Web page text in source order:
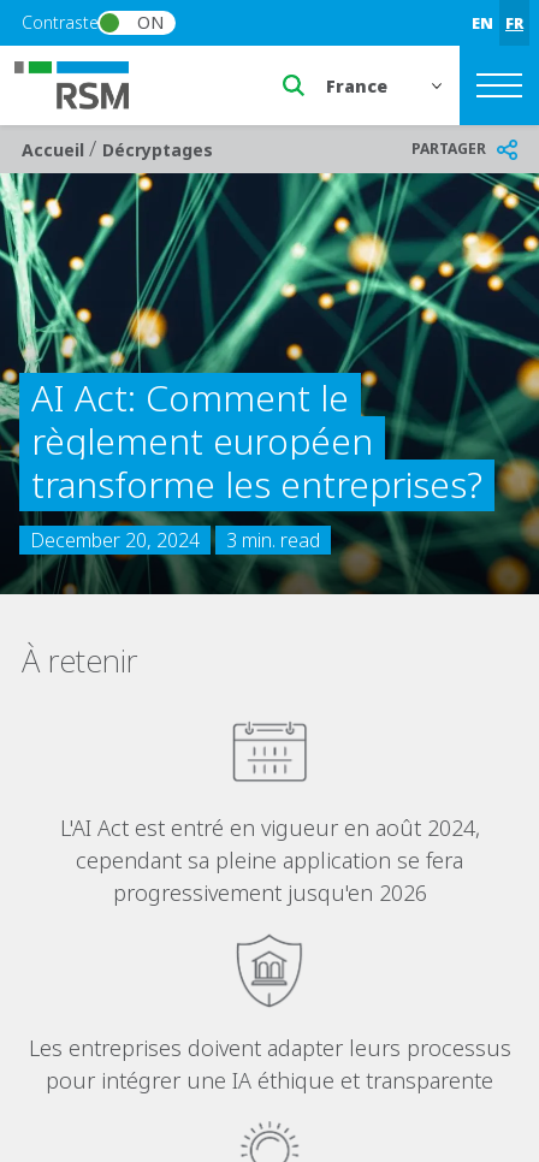
Skip to main content
Contraste ON EN FR
Select a region or
Breadcrumb
Accueil/ Décryptages PARTAGER
AI Act: Comment le
règlement européen
transforme les entreprises?
December 20, 2024 3 min. read
À retenir
L'AI Act est entré en vigueur en août 2024,
cependant sa pleine application se fera
progressivement jusqu'en 2026
Les entreprises doivent adapter leurs processus
pour intégrer une IA éthique et transparente